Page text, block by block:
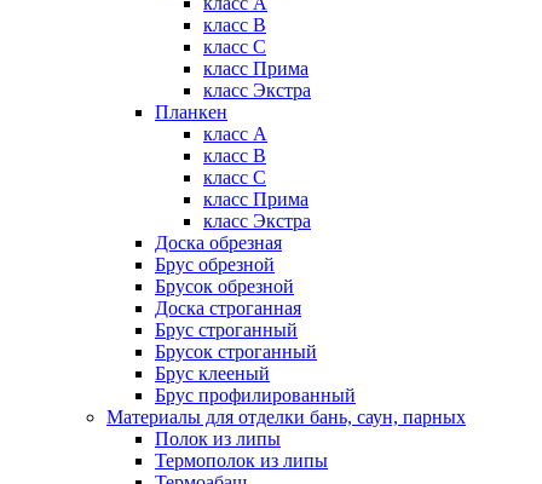
класс B
класс C
класс Прима
класс Экстра
Планкен
класс А
класс B
класс C
класс Прима
класс Экстра
Доска обрезная
Брус обрезной
Брусок обрезной
Доска строганная
Брус строганный
Брусок строганный
Брус клееный
Брус профилированный
Материалы для отделки бань, саун, парных
Полок из липы
Термополок из липы